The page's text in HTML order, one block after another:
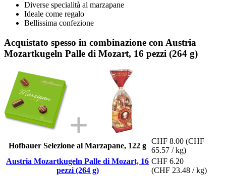
Diverse specialità al marzapane
Ideale come regalo
Bellissima confezione
Acquistato spesso in combinazione con Austria
Mozartkugeln Palle di Mozart, 16 pezzi (264 g)
Hofbauer Selezione al Marzapane, 122 g
CHF 8.00 (CHF
65.57 / kg)
Austria Mozartkugeln Palle di Mozart, 16
pezzi (264 g)
CHF 6.20
(CHF 23.48 / kg)